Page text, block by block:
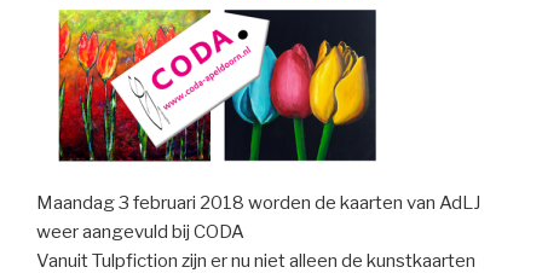
Maandag 3 februari 2018 worden de kaarten van AdLJ
weer aangevuld bij CODA
Vanuit Tulpfiction zijn er nu niet alleen de kunstkaarten